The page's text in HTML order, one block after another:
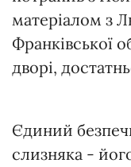
матеріалом з
Франківської
дворі,
Єдиний
слизняка -